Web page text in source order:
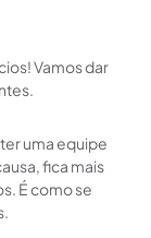
Vamos dar
uma equipe
fica mais
É como se